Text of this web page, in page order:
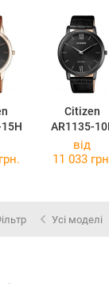
Citizen
AR1135-
від
11 033
Усі моделі